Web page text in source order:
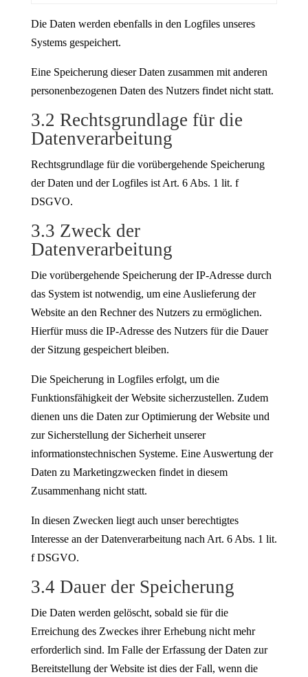
Die Daten werden ebenfalls in den Logfiles unseres
Systems gespeichert.
Eine Speicherung dieser Daten zusammen mit anderen
personenbezogenen Daten des Nutzers findet nicht statt.
3.2 Rechtsgrundlage für die
Datenverarbeitung
Rechtsgrundlage für die vorübergehende Speicherung
der Daten und der Logfiles ist Art. 6 Abs. 1 lit. f
DSGVO.
3.3 Zweck der
Datenverarbeitung
Die vorübergehende Speicherung der IP-Adresse durch
das System ist notwendig, um eine Auslieferung der
Website an den Rechner des Nutzers zu ermöglichen.
Hierfür muss die IP-Adresse des Nutzers für die Dauer
der Sitzung gespeichert bleiben.
Die Speicherung in Logfiles erfolgt, um die
Funktionsfähigkeit der Website sicherzustellen. Zudem
dienen uns die Daten zur Optimierung der Website und
zur Sicherstellung der Sicherheit unserer
informationstechnischen Systeme. Eine Auswertung der
Daten zu Marketingzwecken findet in diesem
Zusammenhang nicht statt.
In diesen Zwecken liegt auch unser berechtigtes
Interesse an der Datenverarbeitung nach Art. 6 Abs. 1 lit.
f DSGVO.
3.4 Dauer der Speicherung
Die Daten werden gelöscht, sobald sie für die
Erreichung des Zweckes ihrer Erhebung nicht mehr
erforderlich sind. Im Falle der Erfassung der Daten zur
Bereitstellung der Website ist dies der Fall, wenn die